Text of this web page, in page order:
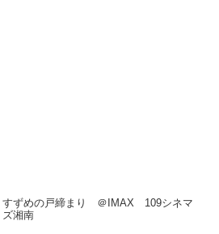
すずめの戸締まり ＠IMAX 109シネマ
ズ湘南